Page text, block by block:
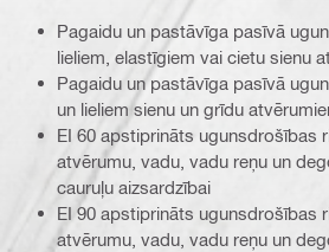
Pagaidu un pastāvīga pasīvā
lieliem, elastīgiem vai cietu sienu
Pagaidu un pastāvīga pasīvā
un lieliem sienu un grīdu
EI 60 apstiprināts ugunsdrošības
atvērumu, vadu, vadu reņu un
cauruļu aizsardzībai
EI 90 apstiprināts ugunsdrošības
atvērumu, vadu, vadu reņu un